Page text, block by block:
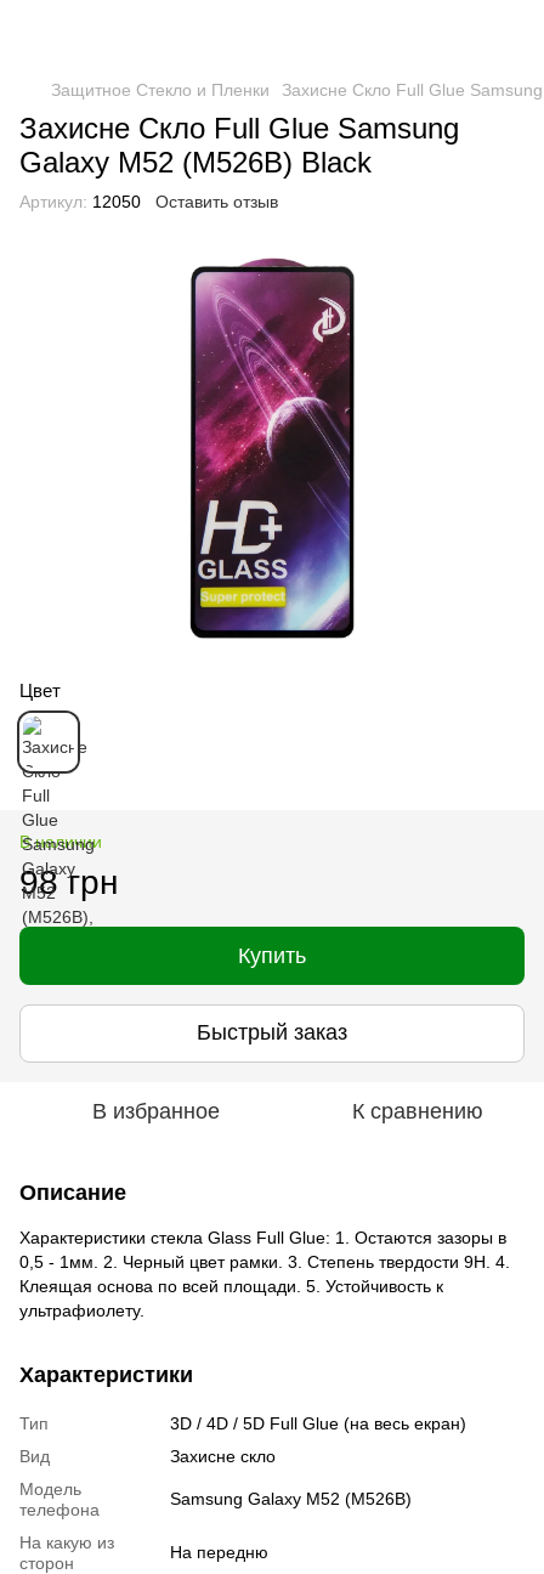
Защитное Стекло и Пленки Захисне Скло Full Glue
Захисне Скло Full Glue Samsung
Galaxy M52 (M526B) Black
Артикул: 12050 Оставить отзыв
Цвет
В наличии
98 грн
Купить
Быстрый заказ
В избранное К сравнению
Описание
Характеристики стекла Glass Full Glue: 1. Остаются зазоры в
0,5 - 1мм. 2. Черный цвет рамки. 3. Степень твердости 9H. 4.
Клеящая основа по всей площади. 5. Устойчивость к
ультрафиолету.
Характеристики
Тип
3D / 4D / 5D Full Glue (на весь екран)
Вид
Захисне скло
Модель
телефона
Samsung Galaxy M52 (M526B)
На какую из
сторон
На передню